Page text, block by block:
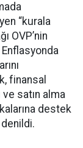
“kurala
OVP’nin
finansal
ve satın alma
destek